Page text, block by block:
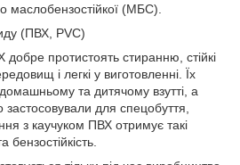
маслобензостійкої (МБС).
(ПВХ, PVC)
протистоять стиранню, стійкі
і легкі у виготовленні. Їх
та дитячому взутті, а
для спецобуття,
з каучуком ПВХ отримує такі
бензостійкість.